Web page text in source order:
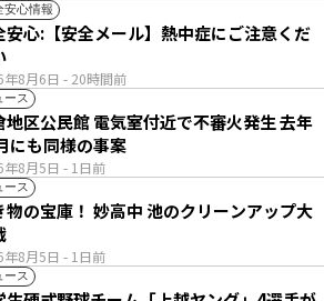
安心情報
年8月6日 - 20時間前
安心:【安全メール】熱中症にご注意くだ
ース
年8月5日 - 1日前
区公民館 電気室付近で不審火発生 去年
にも同様の事案
ース
年8月5日 - 1日前
物の宝庫！ 妙高中 池のクリーンアップ大
ース